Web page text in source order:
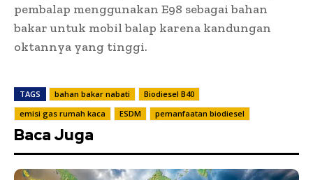
pembalap menggunakan E98 sebagai bahan
bakar untuk mobil balap karena kandungan
oktannya yang tinggi.
TAGS bahan bakar nabati
Biodiesel B40
emisi gas rumah kaca
ESDM pemanfaatan biodiesel
Baca Juga